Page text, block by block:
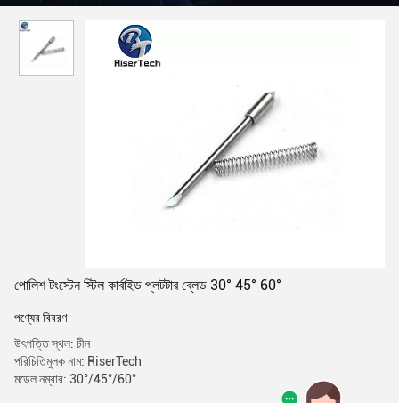
পোলিশ টংস্টেন স্টিল কার্বাইড প্লটটার ব্লেড 30° 45° 60°
পণ্যের বিবরণ
উৎপত্তি স্থল: চীন
পরিচিতিমুলক নাম: RiserTech
মডেল নম্বার: 30°/45°/60°